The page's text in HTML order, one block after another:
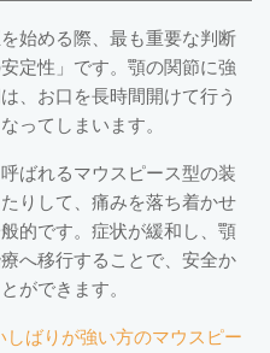
始める際、最も重要な判断
定性」です。顎の関節に強
、お口を長時間開けて行う
ってしまいます。
ばれるマウスピース型の装
りして、痛みを落ち着かせ
的です。症状が緩和し、顎
へ移行することで、安全か
ができます。
しばりが強い方のマウスピー